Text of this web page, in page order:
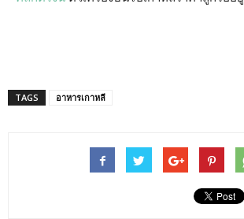
TAGS อาหารเกาหลี